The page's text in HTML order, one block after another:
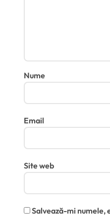
Nume
Email
Site web
Salvează-mi numele,